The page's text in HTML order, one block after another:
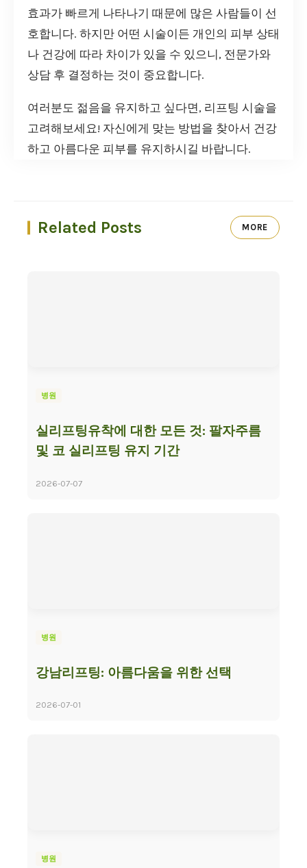
효과가 빠르게 나타나기 때문에 많은 사람들이 선
호합니다. 하지만 어떤 시술이든 개인의 피부 상태
나 건강에 따라 차이가 있을 수 있으니, 전문가와
상담 후 결정하는 것이 중요합니다.
여러분도 젊음을 유지하고 싶다면, 리프팅 시술을
고려해보세요! 자신에게 맞는 방법을 찾아서 건강
하고 아름다운 피부를 유지하시길 바랍니다.
Related Posts MORE
병원
실리프팅유착에 대한 모든 것: 팔자주름
및 코 실리프팅 유지 기간
2026-07-07
병원
강남리프팅: 아름다움을 위한 선택
2026-07-01
병원